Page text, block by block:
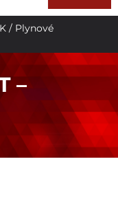
/ Plynové
–